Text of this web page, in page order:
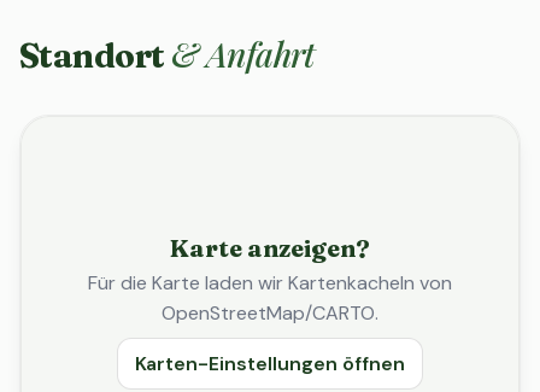
Standort & Anfahrt
Karte anzeigen?
Für die Karte laden wir Kartenkacheln von
OpenStreetMap/CARTO.
Karten-Einstellungen öffnen